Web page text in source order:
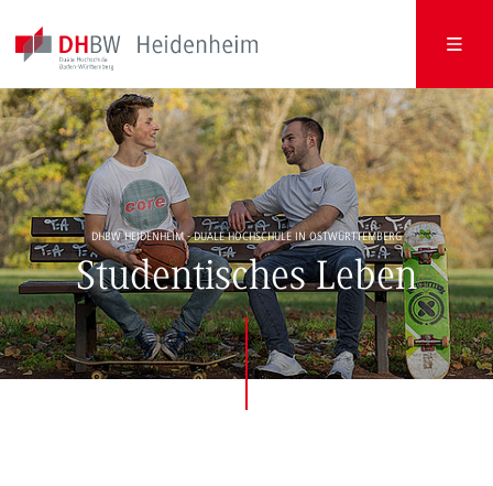
DHBW HEIDENHEIM - DUALE HOCHSCHULE IN OSTWÜRTTEMBERG
Studentisches Leben